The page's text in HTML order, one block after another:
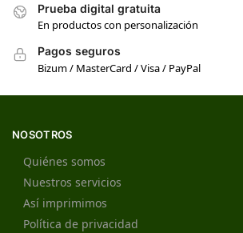
Prueba digital gratuita
En productos con personalización
Pagos seguros
Bizum / MasterCard / Visa / PayPal
NOSOTROS
Quiénes somos
Nuestros servicios
Así imprimimos
Política de privacidad